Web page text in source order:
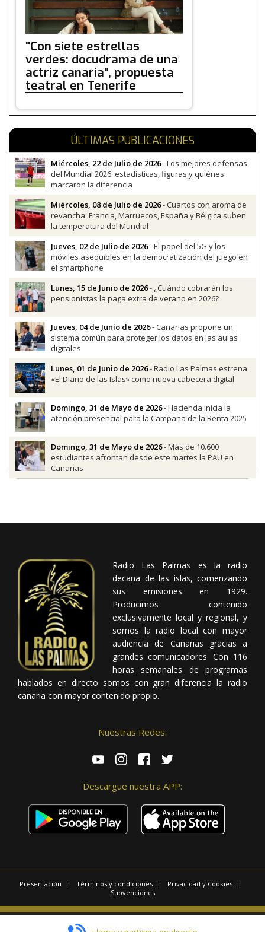
"Con siete estrellas
verdes: docudrama de una
actriz canaria", propuesta
teatral en Tenerife
ÚLTIMAS PUBLICACIONES
Miércoles, 22 de Julio de 2026- Los mejores defensas
del Mundial 2026: estadísticas, figuras y quiénes
marcaron la diferencia
Miércoles, 08 de Julio de 2026- Cuartos con aroma de
revancha: Francia, Marruecos, España y Bélgica suben
la temperatura del Mundial
Jueves, 02 de Julio de 2026- El papel del 5G y los
móviles asequibles en la democratización del juego en
el smartphone
Lunes, 15 de Junio de 2026- ¿Cuándo cobrarán los
pensionistas la paga extra de verano en 2026?
Jueves, 04 de Junio de 2026- Canarias propone un
sistema común para proteger los datos en las aulas
digitales
Lunes, 01 de Junio de 2026- Radio Las Palmas estrena
«El Diario de las Islas» como nueva cabecera digital
Domingo, 31 de Mayo de 2026- Hacienda inicia la
atención presencial para la Campaña de la Renta 2025
Domingo, 31 de Mayo de 2026- Más de 10.600
estudiantes afrontan desde este martes la PAU en
Canarias
Radio Las Palmas es la radio
decana de las islas, comenzando
sus emisiones en 1929.
Producimos contenido
exclusivamente local y regional, y
somos la radio local con mayor
audiencia de Canarias gracias a
grandes comunicadores. Con 116
horas semanales de programas
hablados en directo somos con gran diferencia la radio
canaria con mayor contenido propio.
Nuestras Redes:
Descargue nuestra APP:
Presentación | Términos y condiciones | Privacidad y Cookies |
Subvenciones